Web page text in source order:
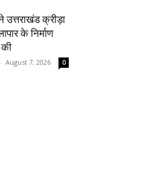
उत्तराखंड क्रीड़ा
के निर्माण
की
- August 7, 2026 0